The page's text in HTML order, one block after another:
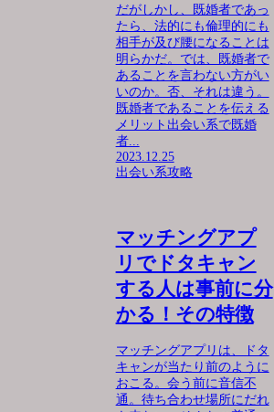
だがしかし、既婚者であっ
たら、法的にも倫理的にも
相手が及び腰になることは
明らかだ。では、既婚者で
あることを言わない方がい
いのか。否、それは違う。
既婚者であることを伝える
メリット出会い系で既婚
者...
2023.12.25
出会い系攻略
マッチングアプ
リでドタキャン
する人は事前に分
かる！その特徴
マッチングアプリは、ドタ
キャンが当たり前のように
おこる。会う前に音信不
通。待ち合わせ場所にだれ